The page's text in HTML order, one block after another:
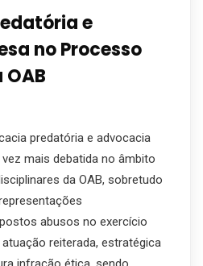
e
no Processo
predatória e advocacia
mais debatida no âmbito
da OAB, sobretudo
abusos no exercício
reiterada, estratégica